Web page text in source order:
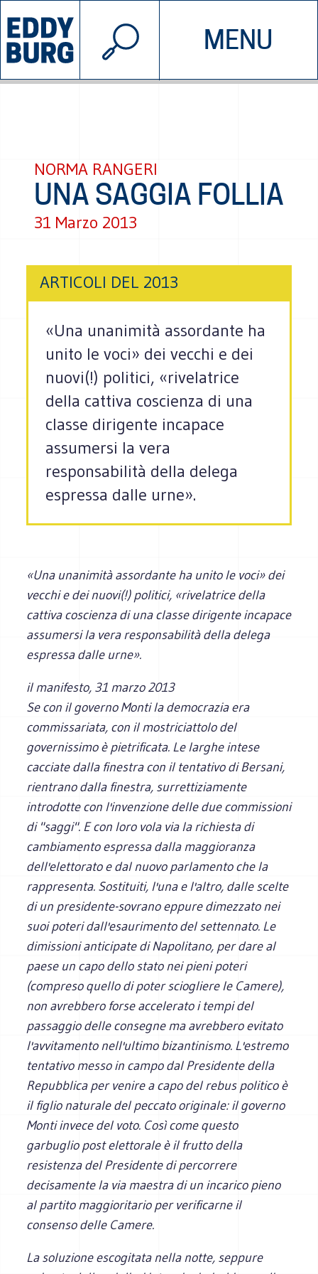
MENU
INIZIATIVE CHI SIAMO
© 2026 EDDYBURG
NORMA RANGERI
UNA SAGGIA FOLLIA
31 Marzo 2013
ARTICOLI DEL 2013
«Una unanimità assordante ha
unito le voci» dei vecchi e dei
nuovi(!) politici, «rivelatrice
della cattiva coscienza di una
classe dirigente incapace
assumersi la vera
responsabilità della delega
espressa dalle urne».
«Una unanimità assordante ha unito le voci» dei
vecchi e dei nuovi(!) politici, «rivelatrice della
cattiva coscienza di una classe dirigente incapace
assumersi la vera responsabilità della delega
espressa dalle urne».
il manifesto, 31 marzo 2013
Se con il governo Monti la democrazia era
commissariata, con il mostriciattolo del
governissimo è pietrificata. Le larghe intese
cacciate dalla finestra con il tentativo di Bersani,
rientrano dalla finestra, surrettiziamente
introdotte con l'invenzione delle due commissioni
di "saggi". E con loro vola via la richiesta di
cambiamento espressa dalla maggioranza
dell'elettorato e dal nuovo parlamento che la
rappresenta. Sostituiti, l'una e l'altro, dalle scelte
di un presidente-sovrano eppure dimezzato nei
suoi poteri dall'esaurimento del settennato. Le
dimissioni anticipate di Napolitano, per dare al
paese un capo dello stato nei pieni poteri
(compreso quello di poter sciogliere le Camere),
non avrebbero forse accelerato i tempi del
passaggio delle consegne ma avrebbero evitato
l'avvitamento nell'ultimo bizantinismo. L'estremo
tentativo messo in campo dal Presidente della
Repubblica per venire a capo del rebus politico è
il figlio naturale del peccato originale: il governo
Monti invece del voto. Così come questo
garbuglio post elettorale è il frutto della
resistenza del Presidente di percorrere
decisamente la via maestra di un incarico pieno
al partito maggioritario per verificarne il
consenso delle Camere.
La soluzione escogitata nella notte, seppure